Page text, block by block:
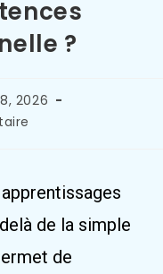
?
2026
de la simple
de